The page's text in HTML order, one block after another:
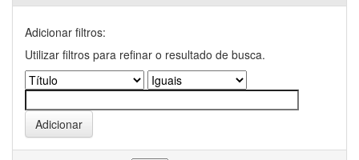
Adicionar filtros:
Utilizar filtros para refinar o resultado de busca.